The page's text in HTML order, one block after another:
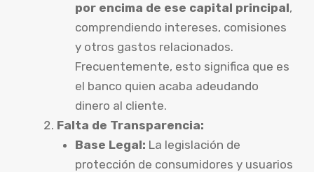
por encima de ese capital principal,
comprendiendo intereses, comisiones
y otros gastos relacionados.
Frecuentemente, esto significa que es
el banco quien acaba adeudando
dinero al cliente.
Falta de Transparencia:
Base Legal: La legislación de
protección de consumidores y usuarios